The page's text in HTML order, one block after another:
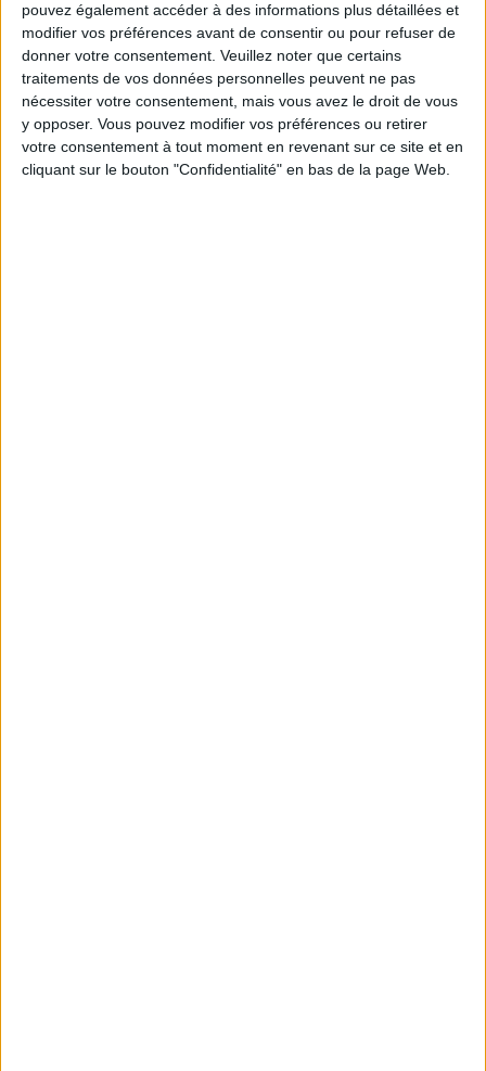
pouvez également accéder à des informations plus détaillées et
modifier vos préférences avant de consentir ou pour refuser de
donner votre consentement. Veuillez noter que certains
traitements de vos données personnelles peuvent ne pas
nécessiter votre consentement, mais vous avez le droit de vous
y opposer. Vous pouvez modifier vos préférences ou retirer
votre consentement à tout moment en revenant sur ce site et en
cliquant sur le bouton "Confidentialité" en bas de la page Web.
SPF 50 SUNSCREENS YOU'LL ACTUALLY WANT TO SLATHER ON